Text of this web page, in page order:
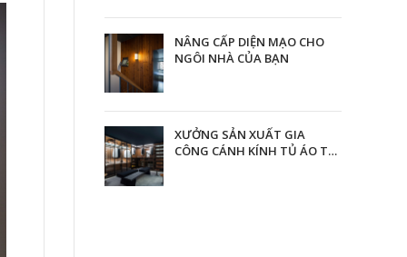
NÂNG CẤP DIỆN MẠO CHO
NGÔI NHÀ CỦA BẠN
XƯỞNG SẢN XUẤT GIA
CÔNG CÁNH KÍNH TỦ ÁO TẠI